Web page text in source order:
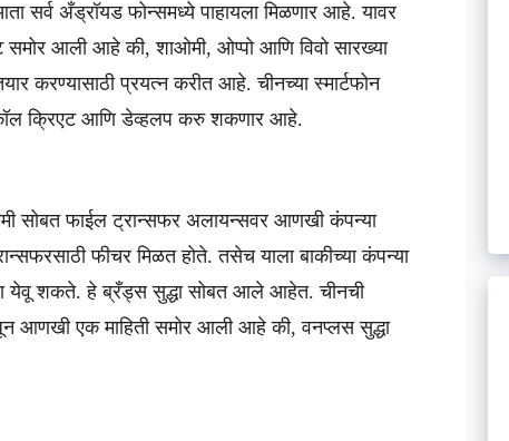
सर्व अँड्रॉयड फोन्समध्ये पाहायला मिळणार आहे. यावर
समोर आली आहे की, शाओमी, ओप्पो आणि विवो सारख्या
करण्यासाठी प्रयत्न करीत आहे. चीनच्या स्मार्टफोन
क्रिएट आणि डेव्हलप करु शकणार आहे.
सोबत फाईल ट्रान्सफर अलायन्सवर आणखी कंपन्या
फीचर मिळत होते. तसेच याला बाकीच्या कंपन्या
येवू शकते. हे ब्रँड्स सुद्धा सोबत आले आहेत. चीनची
आणखी एक माहिती समोर आली आहे की, वनप्लस सुद्धा